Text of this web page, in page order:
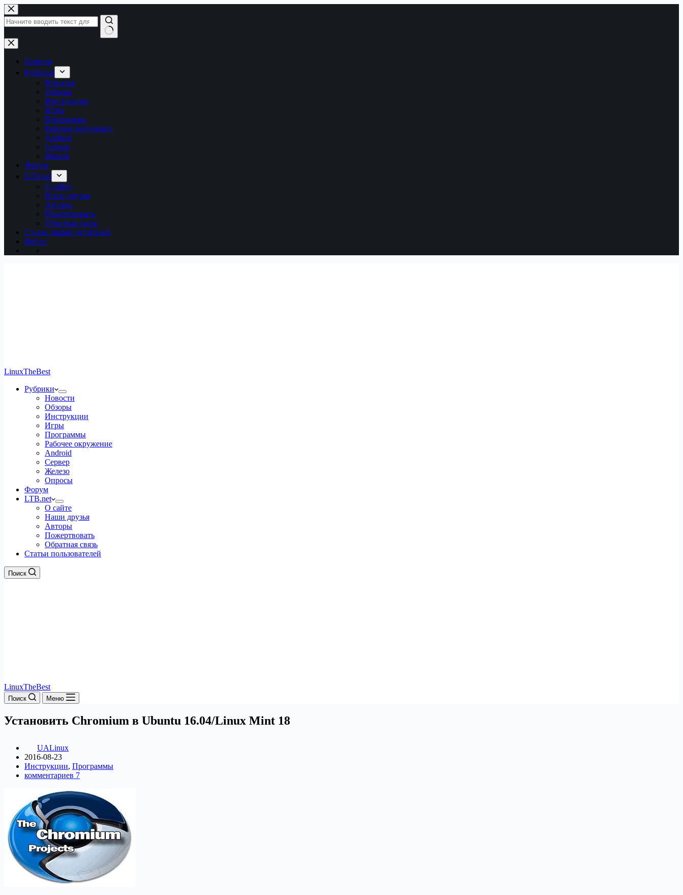
Перейти
к
сути
Ничего
не
найденоГлавная
Рубрики
Новости
Обзоры
Инструкции
Игры
Программы
Рабочее окружение
Android
Сервер
Железо
Форум
LTB.net
О сайте
Наши друзья
Авторы
Пожертвовать
Обратная связь
Статьи наших читателей
Войти
LinuxTheBest
Рубрики
Новости
Обзоры
Инструкции
Игры
Программы
Рабочее окружение
Android
Сервер
Железо
Опросы
Форум
LTB.net
О сайте
Наши друзья
Авторы
Пожертвовать
Обратная связь
Статьи пользователей
Поиск
LinuxTheBest
Поиск Меню
Установить Chromium в Ubuntu 16.04/Linux Mint 18
UALinux
2016-08-23
Инструкции, Программы
комментариев 7